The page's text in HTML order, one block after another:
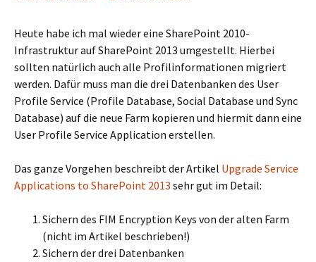
Heute habe ich mal wieder eine SharePoint 2010-
Infrastruktur auf SharePoint 2013 umgestellt. Hierbei
sollten natürlich auch alle Profilinformationen migriert
werden. Dafür muss man die drei Datenbanken des User
Profile Service (Profile Database, Social Database und Sync
Database) auf die neue Farm kopieren und hiermit dann eine
User Profile Service Application erstellen.
Das ganze Vorgehen beschreibt der Artikel Upgrade Service
Applications to SharePoint 2013 sehr gut im Detail:
Sichern des FIM Encryption Keys von der alten Farm
(nicht im Artikel beschrieben!)
Sichern der drei Datenbanken